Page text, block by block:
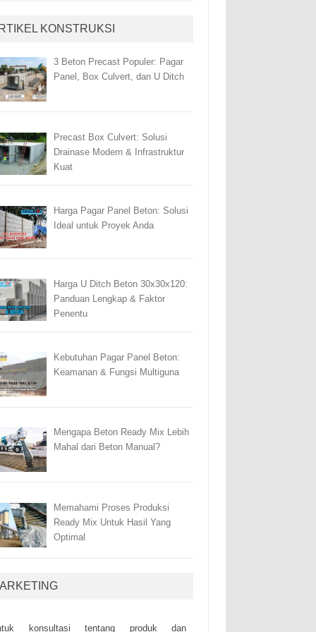
KONSTRUKSI
3 Beton Precast Populer: Pagar
Panel, Box Culvert, dan U Ditch
Precast Box Culvert: Solusi
Drainase Modern & Infrastruktur
Kuat
Harga Pagar Panel Beton: Solusi
Ideal untuk Proyek Anda
Harga U Ditch Beton 30x30x120:
Panduan Lengkap & Faktor
Penentu
Kebutuhan Pagar Panel Beton:
Keamanan & Fungsi Multiguna
Mengapa Beton Ready Mix Lebih
Mahal dari Beton Manual?
Memahami Proses Produksi
Ready Mix Untuk Hasil Yang
Optimal
kоnsultаsі tеntаng рrоduk dаn